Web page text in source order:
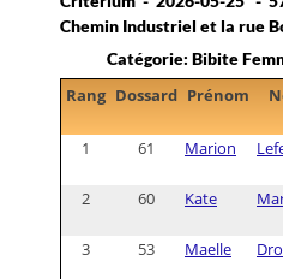
Chemin Industriel et la rue
Catégorie: Bibite
Rang Dossard Prénom
1
61 Marion
2 60 Kate
3 53 Maelle